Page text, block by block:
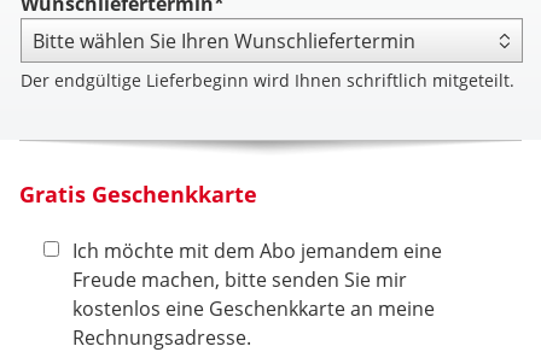
Der endgültige Lieferbeginn wird Ihnen schriftlich mitgeteilt.
Gratis Geschenkkarte
Ich möchte mit dem Abo jemandem eine
Freude machen, bitte senden Sie mir
kostenlos eine Geschenkkarte an meine
Rechnungsadresse.